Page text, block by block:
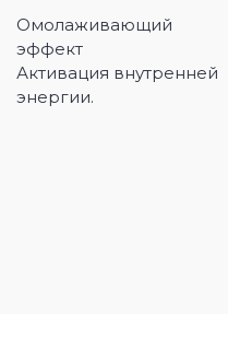
Омолаживающий
эффект
Активация внутренней
энергии.